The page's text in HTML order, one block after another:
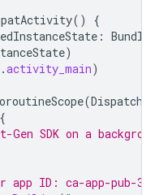
()
{
:
)
.activity_main)
(
{
Gen SDK on a
app ID: ca-app-pub-